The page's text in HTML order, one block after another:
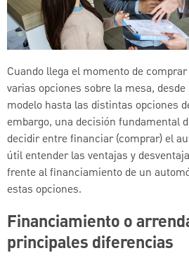
Cuando llega el momento de
varias opciones sobre la mesa,
modelo hasta las distintas opciones
embargo, una decisión fundamental
decidir entre financiar (comprar) el
útil entender las ventajas y
frente al financiamiento de un
estas opciones.
Financiamiento o
principales diferencias